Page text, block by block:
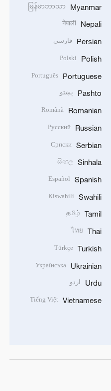
Myanmar
မြန်မာဘာသာ
Nepali
नेपाली
Persian فارسی
Polish
Polski
Portuguese
Português
Pashto پښتو
Romanian
Română
Russian
Русский
Serbian
Српски
Sinhala
සිංහල
Spanish
Español
Swahili
Kiswahili
Tamil
தமிழ்
Thai
ไทย
Turkish
Türkçe
Ukrainian
Українська
Urdu اردو
Vietnamese
Tiếng Việt